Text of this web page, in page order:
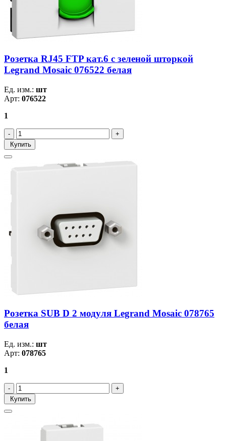
Розетка RJ45 FTP кат.6 с зеленой шторкой
Legrand Mosaic 076522 белая
Ед. изм.: шт
Арт: 076522
1
Купить
Розетка SUB D 2 модуля Legrand Mosaic 078765
белая
Ед. изм.: шт
Арт: 078765
1
Купить